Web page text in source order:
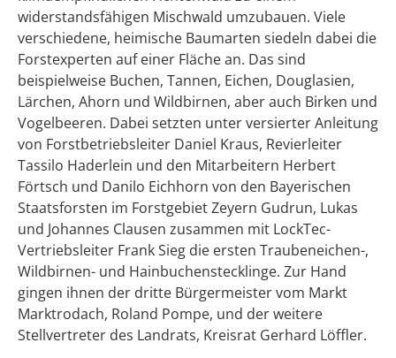
widerstandsfähigen Mischwald umzubauen. Viele
verschiedene, heimische Baumarten siedeln dabei die
Forstexperten auf einer Fläche an. Das sind
beispielweise Buchen, Tannen, Eichen, Douglasien,
Lärchen, Ahorn und Wildbirnen, aber auch Birken und
Vogelbeeren. Dabei setzten unter versierter Anleitung
von Forstbetriebsleiter Daniel Kraus, Revierleiter
Tassilo Haderlein und den Mitarbeitern Herbert
Förtsch und Danilo Eichhorn von den Bayerischen
Staatsforsten im Forstgebiet Zeyern Gudrun, Lukas
und Johannes Clausen zusammen mit LockTec-
Vertriebsleiter Frank Sieg die ersten Traubeneichen-,
Wildbirnen- und Hainbuchenstecklinge. Zur Hand
gingen ihnen der dritte Bürgermeister vom Markt
Marktrodach, Roland Pompe, und der weitere
Stellvertreter des Landrats, Kreisrat Gerhard Löffler.